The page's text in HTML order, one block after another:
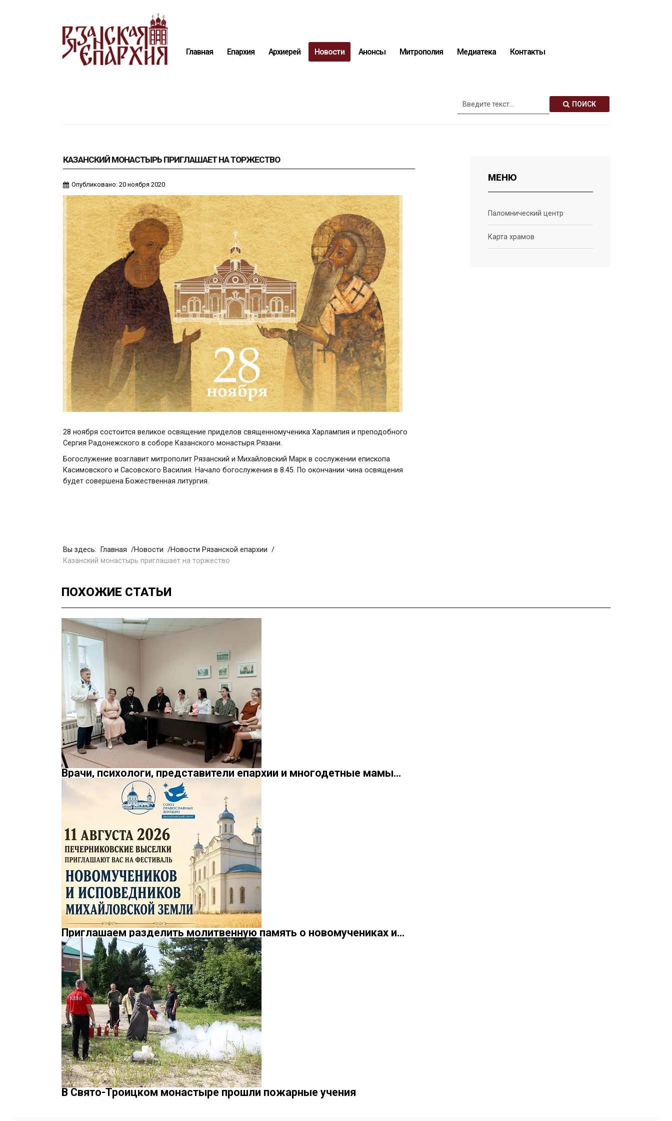
Главная Епархия Архиерей Новости Анонсы Митрополия Медиатека Контакты
ПОИСК
КАЗАНСКИЙ МОНАСТЫРЬ ПРИГЛАШАЕТ НА ТОРЖЕСТВО
Опубликовано: 20 ноября 2020
28 ноября состоится великое освящение приделов священномученика Харлампия и преподобного
Сергия Радонежского в соборе Казанского монастыря Рязани.
Богослужение возглавит митрополит Рязанский и Михайловский Марк в сослужении епископа
Касимовского и Сасовского Василия. Начало богослужения в 8.45. По окончании чина освящения
будет совершена Божественная литургия.
Вы здесь: Главная Новости
Новости Рязанской епархии
Казанский монастырь приглашает на торжество
МЕНЮ
Паломнический центр
Карта храмов
ПОХОЖИЕ СТАТЬИ
Врачи, психологи, представители епархии и многодетные мамы…
Приглашаем разделить молитвенную память о новомучениках и…
В Свято-Троицком монастыре прошли пожарные учения